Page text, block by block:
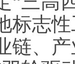
标志
链、